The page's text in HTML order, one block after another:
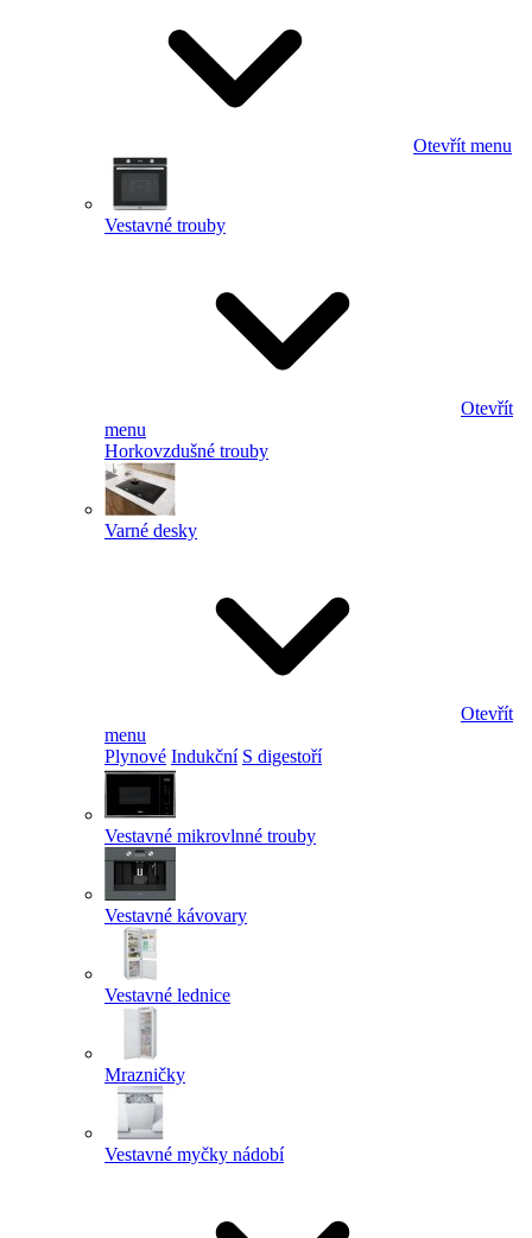
Otevřít menu
Vestavné trouby
Otevřít
menu
Horkovzdušné trouby
Varné desky
Otevřít
menu
Plynové Indukční S digestoří
Vestavné mikrovlnné trouby
Vestavné kávovary
Vestavné lednice
Mrazničky
Vestavné myčky nádobí